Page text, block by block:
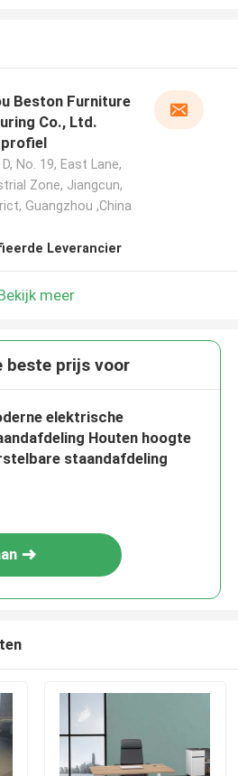
Beston Furniture
Co., Ltd.
No. 19, East Lane,
Zone, Jiangcun,
Guangzhou ,China
Leverancier
meer
beste prijs voor
elektrische
Houten hoogte
staandafdeling